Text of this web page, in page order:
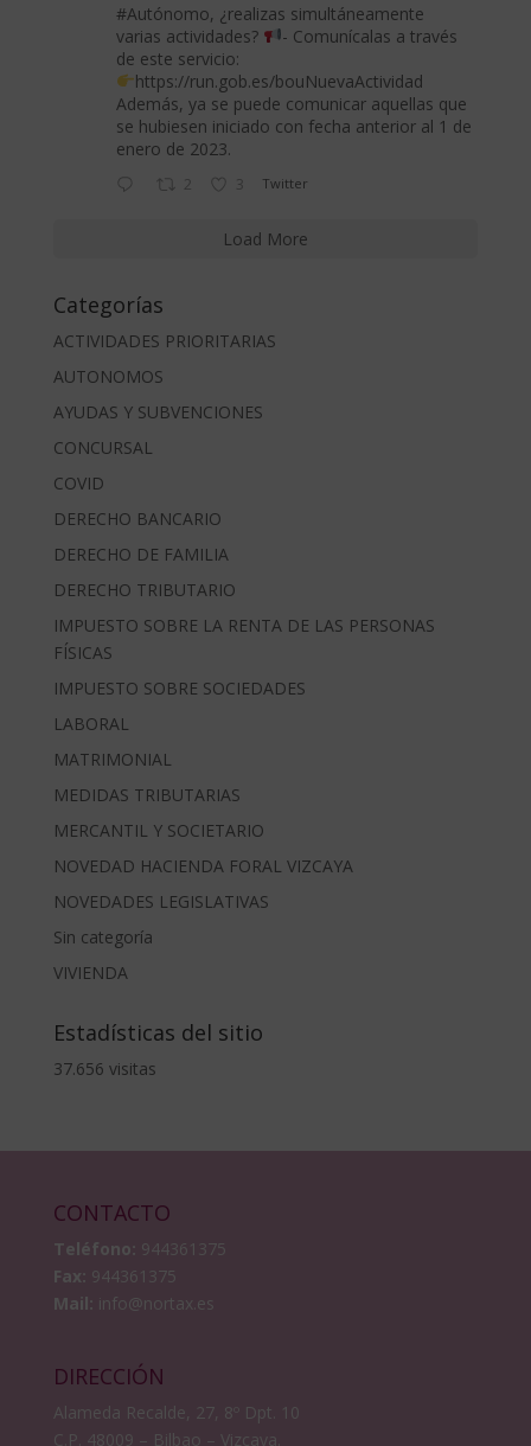
#Autónomo, ¿realizas simultáneamente
varias actividades?
- Comunícalas a través
de este servicio:
https://run.gob.es/bouNuevaActividad
Además, ya se puede comunicar aquellas que
se hubiesen iniciado con fecha anterior al 1 de
enero de 2023.
2 3 Twitter
Load More
Categorías
ACTIVIDADES PRIORITARIAS
AUTONOMOS
AYUDAS Y SUBVENCIONES
CONCURSAL
COVID
DERECHO BANCARIO
DERECHO DE FAMILIA
DERECHO TRIBUTARIO
IMPUESTO SOBRE LA RENTA DE LAS PERSONAS
FÍSICAS
IMPUESTO SOBRE SOCIEDADES
LABORAL
MATRIMONIAL
MEDIDAS TRIBUTARIAS
MERCANTIL Y SOCIETARIO
NOVEDAD HACIENDA FORAL VIZCAYA
NOVEDADES LEGISLATIVAS
Sin categoría
VIVIENDA
Estadísticas del sitio
37.656 visitas
CONTACTO
Teléfono: 944361375
Fax: 944361375
Mail: info@nortax.es
DIRECCIÓN
Alameda Recalde, 27, 8º Dpt. 10
C.P. 48009 – Bilbao – Vizcaya.